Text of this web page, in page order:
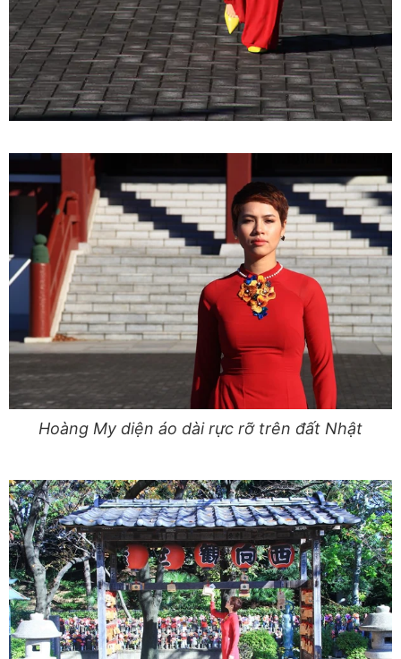
Hoàng My diện áo dài rực rỡ trên đất Nhật